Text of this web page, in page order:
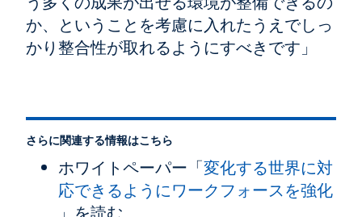
か、ということを考慮に入れたうえでしっ
かり整合性が取れるようにすべきです」
さらに関連する情報はこちら
ホワイトペーパー「変化する世界に対
応できるようにワークフォースを強化